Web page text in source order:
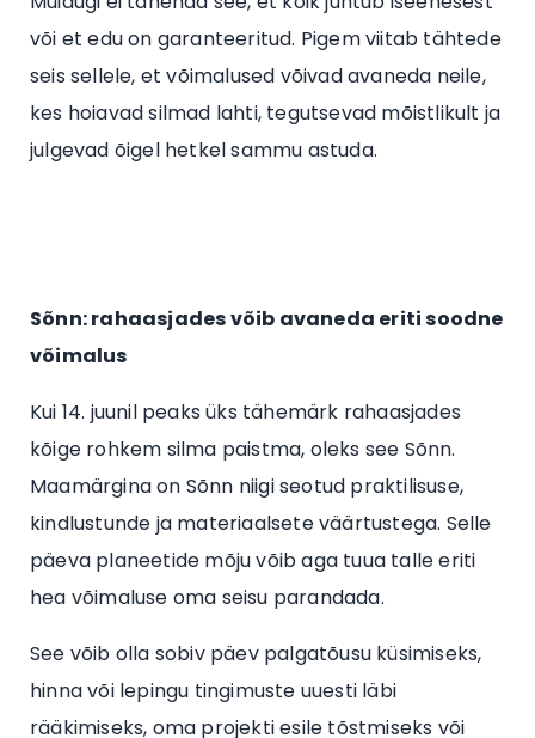
või et edu on garanteeritud. Pigem viitab tähtede
seis sellele, et võimalused võivad avaneda neile,
kes hoiavad silmad lahti, tegutsevad mõistlikult ja
julgevad õigel hetkel sammu astuda.
Sõnn: rahaasjades võib avaneda eriti soodne
võimalus
Kui 14. juunil peaks üks tähemärk rahaasjades
kõige rohkem silma paistma, oleks see Sõnn.
Maamärgina on Sõnn niigi seotud praktilisuse,
kindlustunde ja materiaalsete väärtustega. Selle
päeva planeetide mõju võib aga tuua talle eriti
hea võimaluse oma seisu parandada.
See võib olla sobiv päev palgatõusu küsimiseks,
hinna või lepingu tingimuste uuesti läbi
rääkimiseks, oma projekti esile tõstmiseks või